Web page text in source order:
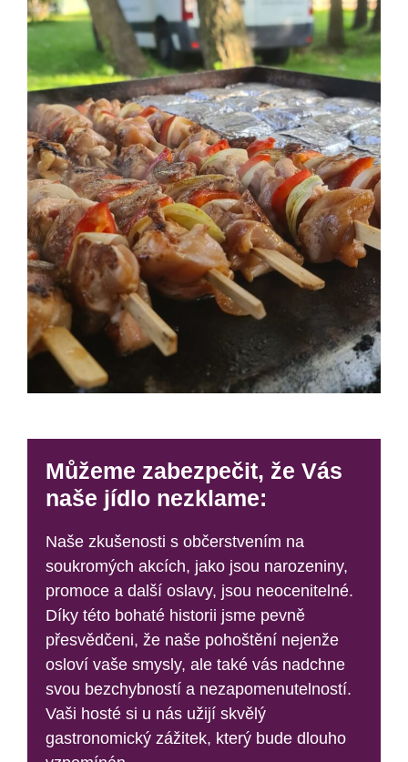
Můžeme zabezpečit, že Vás
naše jídlo nezklame:
Naše zkušenosti s občerstvením na
soukromých akcích, jako jsou narozeniny,
promoce a další oslavy, jsou neocenitelné.
Díky této bohaté historii jsme pevně
přesvědčeni, že naše pohoštění nejenže
osloví vaše smysly, ale také vás nadchne
svou bezchybností a nezapomenutelností.
Vaši hosté si u nás užijí skvělý
gastronomický zážitek, který bude dlouho